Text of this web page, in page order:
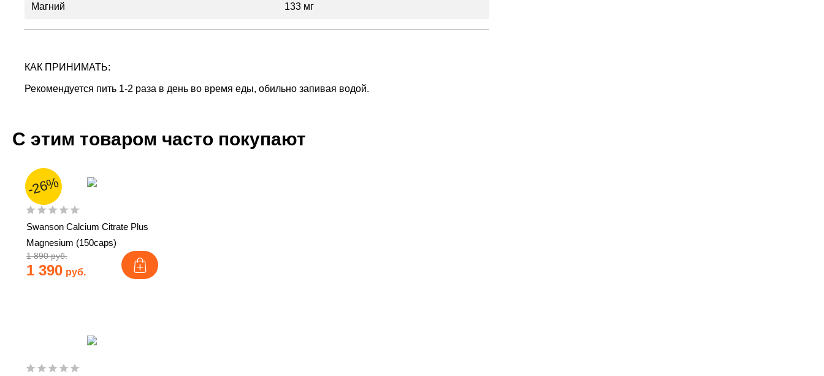
Магний 133 мг
КАК ПРИНИМАТЬ:
Рекомендуется пить 1-2 раза в день во время еды, обильно запивая водой.
С этим товаром часто покупают
Swanson Calcium Citrate Plus
Magnesium (150caps)
1 890 руб.
1 390 руб.
-26%